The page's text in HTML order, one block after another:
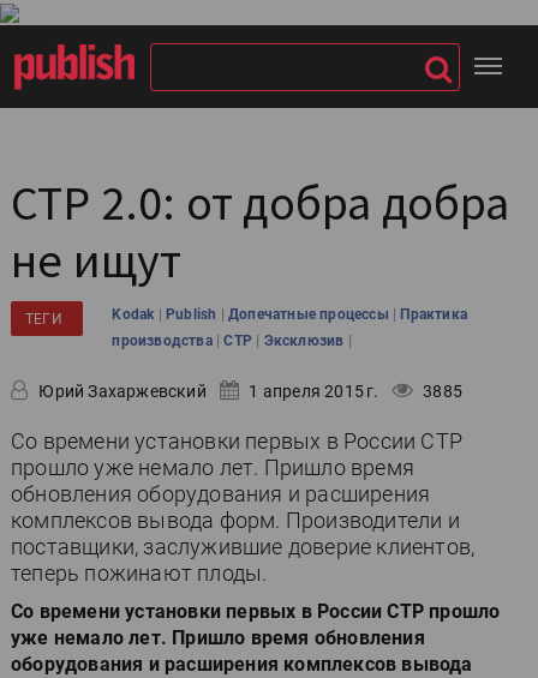
CTP 2.0: от добра добра
не ищут
ТЕГИ Kodak | Publish |Допечатные процессы |Практика
производства |CTP | Эксклюзив |
Юрий Захаржевский 1 апреля 2015 г. 3885
Со времени установки первых в России СТР
прошло уже немало лет. Пришло время
обновления оборудования и расширения
комплексов вывода форм. Производители и
поставщики, заслужившие доверие клиентов,
теперь пожинают плоды.
Со времени установки первых в России СТР прошло
уже немало лет. Пришло время обновления
оборудования и расширения комплексов вывода